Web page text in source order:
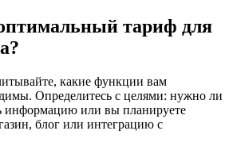
тариф для
какие функции вам
Определитесь с целями: нужно ли
информацию или вы планируете
блог или интеграцию с